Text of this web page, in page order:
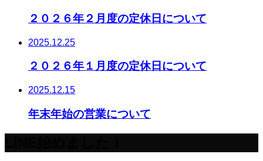
２０２６年２月度の定休日について
2025.12.25
２０２６年１月度の定休日について
2025.12.15
年末年始の営業について